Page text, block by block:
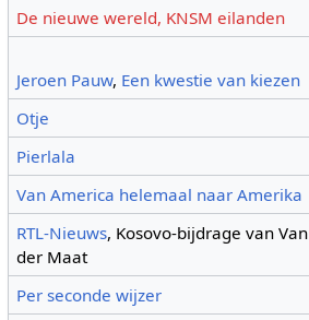
De nieuwe wereld, KNSM eilanden
Jeroen Pauw, Een kwestie van kiezen
Otje
Pierlala
Van America helemaal naar Amerika
RTL-Nieuws, Kosovo-bijdrage van Van
der Maat
Per seconde wijzer